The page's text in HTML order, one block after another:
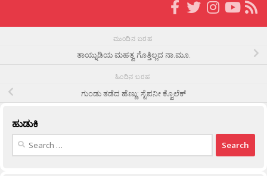
ಮುಂದಿನ ಬರಹ
ತಾಯ್ನುಡಿಯ ಮಹತ್ವ ಗೊತ್ತಿಲ್ಲದ ನಾ.ಮೂ.
ಹಿಂದಿನ ಬರಹ
ಗುಂಡು ತಡೆದ ಹೆಣ್ಣು: ಸ್ಟೆಪನೀ ಕ್ವೊಲೆಕ್
ಹುಡುಕಿ
Search